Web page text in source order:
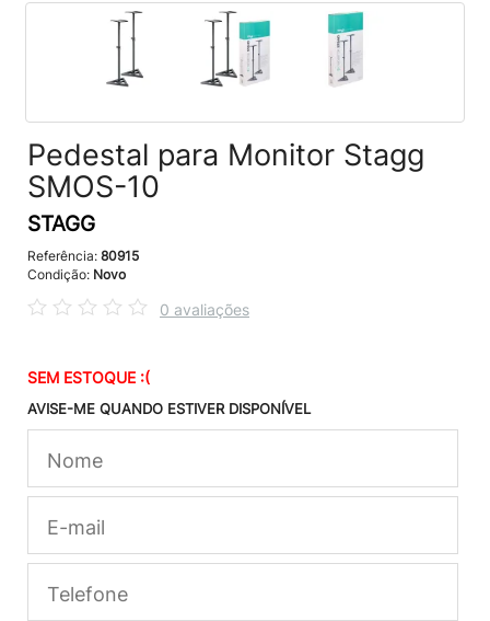
Pedestal para Monitor Stagg
SMOS-10
STAGG
Referência: 80915
Condição: Novo
0 avaliações
SEM ESTOQUE :(
AVISE-ME QUANDO ESTIVER DISPONÍVEL